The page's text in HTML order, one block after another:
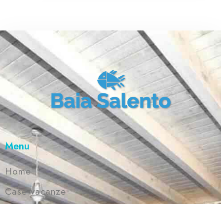
stanza.
Menu
Home
Case vacanze